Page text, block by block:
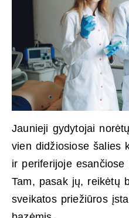
Jaunieji gydytojai
vien didžiosiose šalies
ir periferijoje esančiose
Tam, pasak jų, reikėtų
sveikatos priežiūros